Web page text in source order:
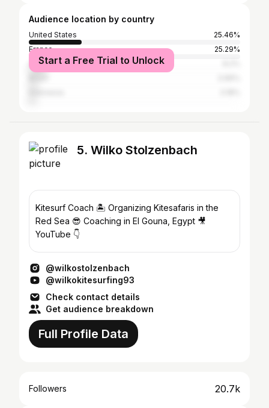
Audience location by country
United States
25.46%
France
25.29%
Australia
Start a Free Trial to Unlock
5. Wilko Stolzenbach
Kitesurf Coach 🏝️ Organizing Kitesafaris in the
Red Sea 😎 Coaching in El Gouna, Egypt 🎥
YouTube 👇
@wilkostolzenbach
@wilkokitesurfing93
Check contact details
Get audience breakdown
Full Profile Data
Followers 20.7k